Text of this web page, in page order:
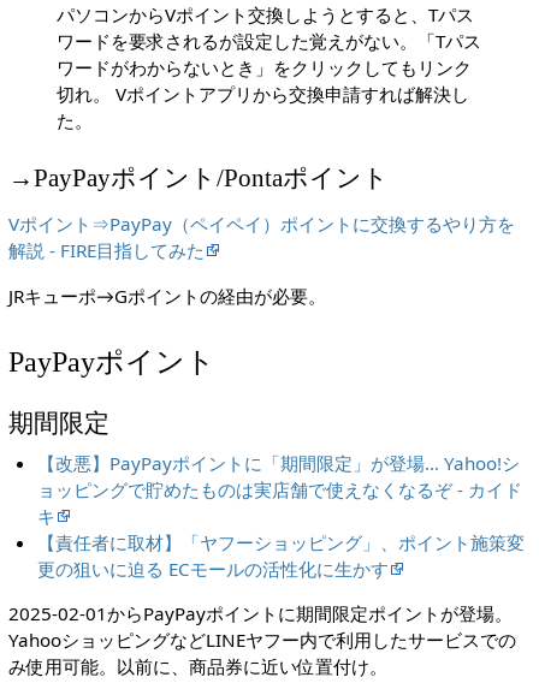
パソコンからVポイント交換しようとすると、Tパス
ワードを要求されるが設定した覚えがない。「Tパス
ワードがわからないとき」をクリックしてもリンク
切れ。 Vポイントアプリから交換申請すれば解決し
た。
→PayPayポイント/Pontaポイント
Vポイント⇒PayPay（ペイペイ）ポイントに交換するやり方を
解説 - FIRE目指してみた
JRキューポ→Gポイントの経由が必要。
PayPayポイント
期間限定
【改悪】PayPayポイントに「期間限定」が登場… Yahoo!シ
ョッピングで貯めたものは実店舗で使えなくなるぞ - カイド
キ
【責任者に取材】「ヤフーショッピング」、ポイント施策変
更の狙いに迫る ECモールの活性化に生かす
2025-02-01からPayPayポイントに期間限定ポイントが登場。
YahooショッピングなどLINEヤフー内で利用したサービスでの
み使用可能。以前に、商品券に近い位置付け。